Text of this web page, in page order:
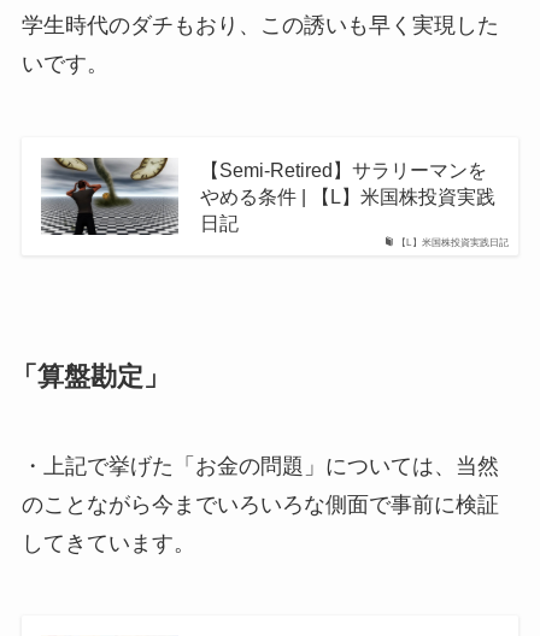
学生時代のダチもおり、この誘いも早く実現した
いです。
【L】米国株投資実践日記
【Semi-Retired】サラリーマンを
やめる条件 | 【L】米国株投資実践
日記
「算盤勘定」
・上記で挙げた「お金の問題」については、当然
のことながら今までいろいろな側面で事前に検証
してきています。